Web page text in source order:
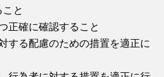
と
正確に確認すること
する配慮のための措置を適正に